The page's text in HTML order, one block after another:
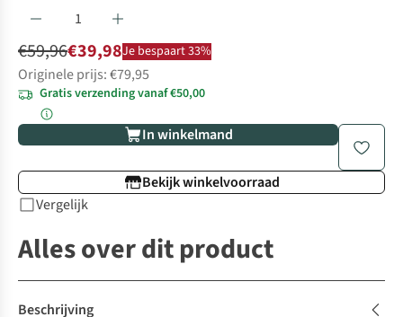
€59,96€39,98Je bespaart 33%
Originele prijs: €79,95
Gratis verzending vanaf €50,00
In winkelmand
Bekijk winkelvoorraad
Vergelijk
Alles over dit product
Beschrijving